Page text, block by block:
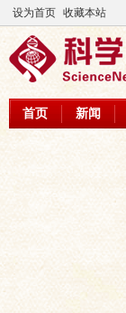
设为首页 收藏本站
首页 新闻